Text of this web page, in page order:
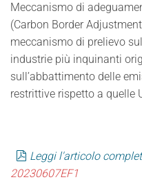
Meccanismo di
(Carbon Border
meccanismo di prelievo
industrie più inquinanti
sull’abbattimento delle
restrittive rispetto a quelle
pdf
Leggi l'articolo
20230607EF1